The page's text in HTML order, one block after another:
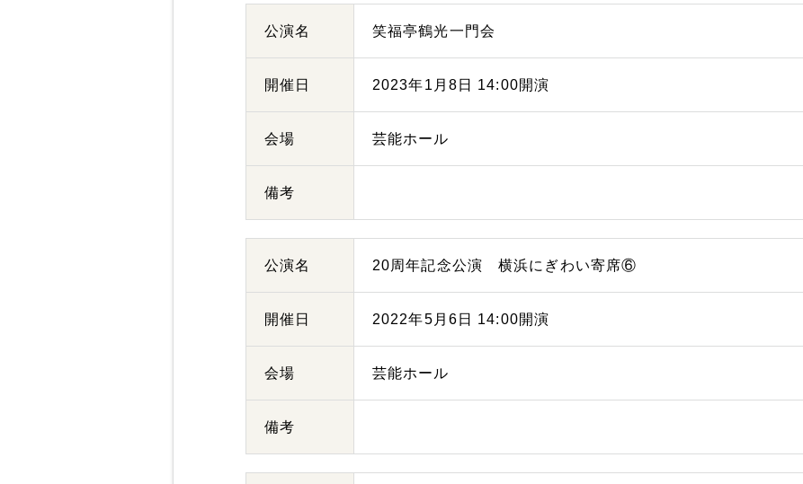
公演名 笑福亭鶴光一門会
開催日 2023年1月8日 14:00開演
会場 芸能ホール
備考
公演名 20周年記念公演 横浜にぎわい寄席⑥
開催日 2022年5月6日 14:00開演
会場 芸能ホール
備考